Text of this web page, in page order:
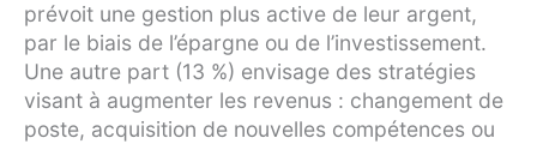
prévoit une gestion plus active de leur argent,
par le biais de l’épargne ou de l’investissement.
Une autre part (13 %) envisage des stratégies
visant à augmenter les revenus : changement de
poste, acquisition de nouvelles compétences ou